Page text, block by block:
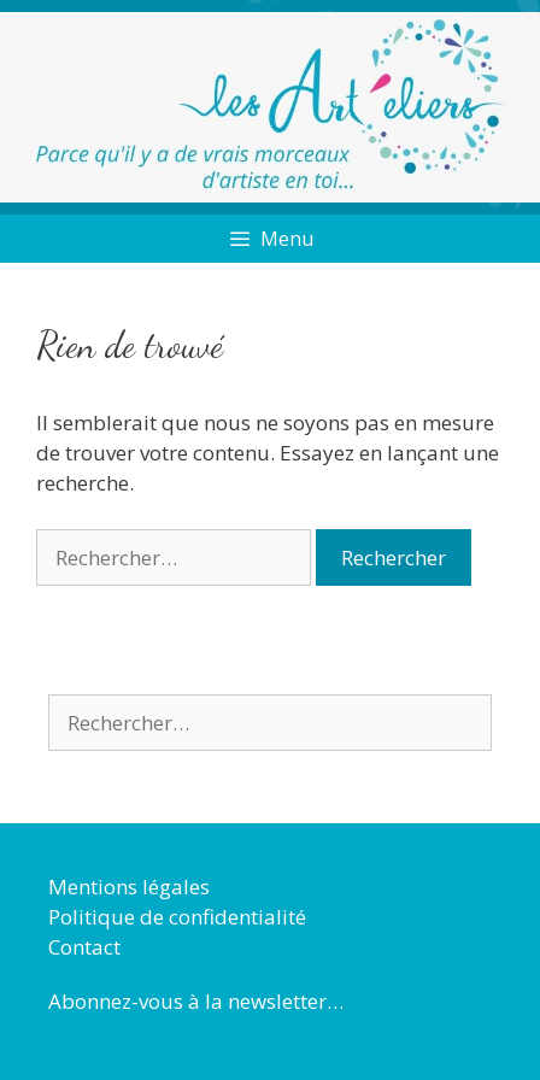
Menu
Rien de trouvé
Il semblerait que nous ne soyons pas en mesure
de trouver votre contenu. Essayez en lançant une
recherche.
Mentions légales
Politique de confidentialité
Contact
Abonnez-vous à la newsletter…